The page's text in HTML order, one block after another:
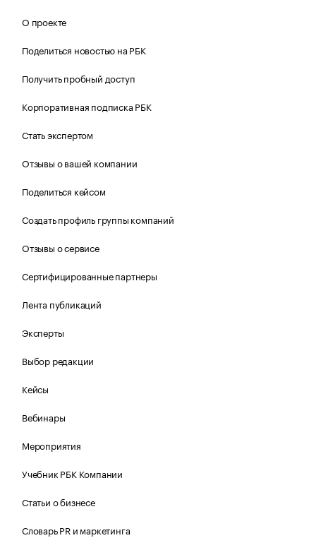
О проекте
Поделиться новостью на РБК
Получить пробный доступ
Корпоративная подписка РБК
Стать экспертом
Отзывы о вашей компании
Поделиться кейсом
Создать профиль группы компаний
Отзывы о сервисе
Сертифицированные партнеры
Лента публикаций
Эксперты
Выбор редакции
Кейсы
Вебинары
Мероприятия
Учебник РБК Компании
Статьи о бизнесе
Словарь PR и маркетинга